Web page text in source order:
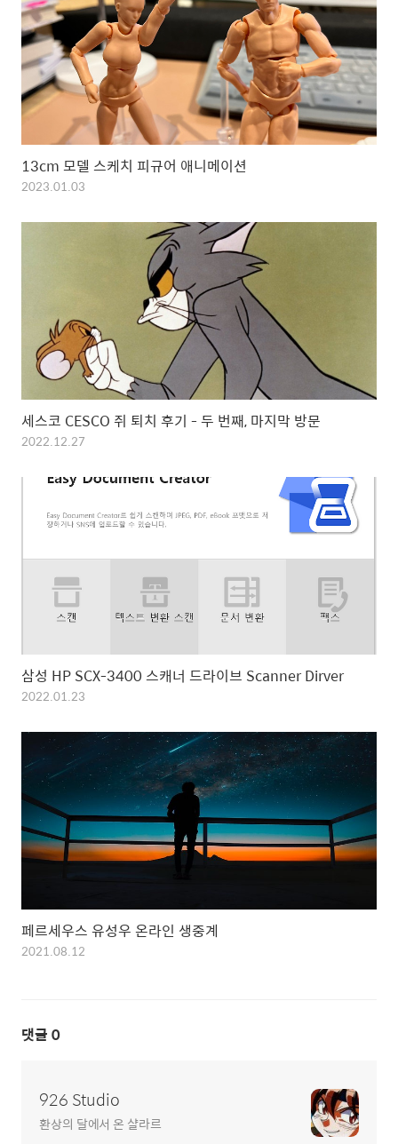
13cm 모델 스케치 피규어 애니메이션
2023.01.03
세스코 CESCO 쥐 퇴치 후기 - 두 번째, 마지막 방문
2022.12.27
삼성 HP SCX-3400 스캐너 드라이브 Scanner Dirver
2022.01.23
페르세우스 유성우 온라인 생중계
2021.08.12
댓글 0
926 Studio
환상의 달에서 온 샬라르